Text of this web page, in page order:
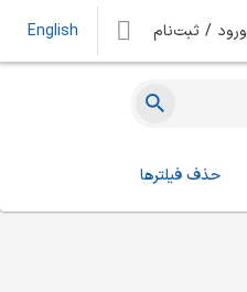
ورود / ثبت‌نام English
حذف فیلترها